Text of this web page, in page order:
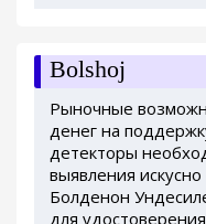
Bolshoj
Рыночные
денег на
детекторы
выявления
Болденон
для